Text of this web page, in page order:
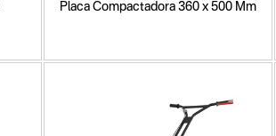
Placa Compactadora 360 x 500 Mm